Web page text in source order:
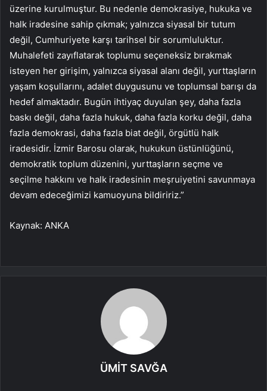
üzerine kurulmuştur. Bu nedenle demokrasiye, hukuka ve
halk iradesine sahip çıkmak; yalnızca siyasal bir tutum
değil, Cumhuriyete karşı tarihsel bir sorumluluktur.
Muhalefeti zayıflatarak toplumu seçeneksiz bırakmak
isteyen her girişim, yalnızca siyasal alanı değil, yurttaşların
yaşam koşullarını, adalet duygusunu ve toplumsal barışı da
hedef almaktadır. Bugün ihtiyaç duyulan şey, daha fazla
baskı değil, daha fazla hukuk, daha fazla korku değil, daha
fazla demokrasi, daha fazla biat değil, örgütlü halk
iradesidir. İzmir Barosu olarak, hukukun üstünlüğünü,
demokratik toplum düzenini, yurttaşların seçme ve
seçilme hakkını ve halk iradesinin meşruiyetini savunmaya
devam edeceğimizi kamuoyuna bildiririz.”
Kaynak: ANKA
ÜMİT SAVĞA